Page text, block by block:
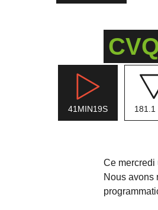
41MIN19S 181.1
Ce mercredi
Nous avons